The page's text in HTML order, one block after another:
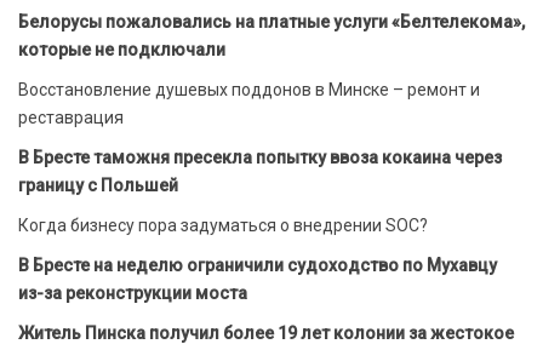
Белорусы пожаловались на платные услуги «Белтелекома»,
которые не подключали
Восстановление душевых поддонов в Минске – ремонт и
реставрация
В Бресте таможня пресекла попытку ввоза кокаина через
границу с Польшей
Когда бизнесу пора задуматься о внедрении SOC?
В Бресте на неделю ограничили судоходство по Мухавцу
из-за реконструкции моста
Житель Пинска получил более 19 лет колонии за жестокое